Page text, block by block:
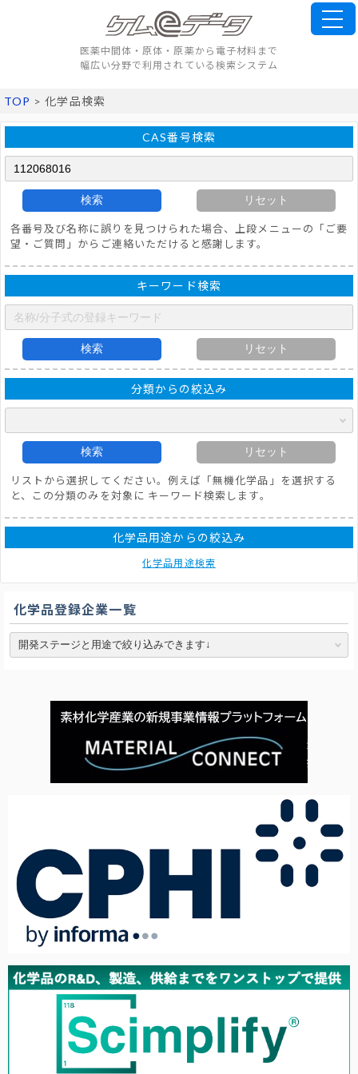
医薬中間体・原体・原薬から電子材料まで
幅広い分野で利用されている検索システム
TOP > 化学品検索
CAS番号検索
検索 リセット
各番号及び名称に誤りを見つけられた場合、上段メニューの「ご要
望・ご質問」からご連絡いただけると感謝します。
キーワード検索
検索 リセット
分類からの絞込み
検索 リセット
リストから選択してください。例えば「無機化学品」を選択する
と、この分類のみを対象に キーワード検索します。
化学品用途からの絞込み
化学品用途検索
化学品登録企業一覧